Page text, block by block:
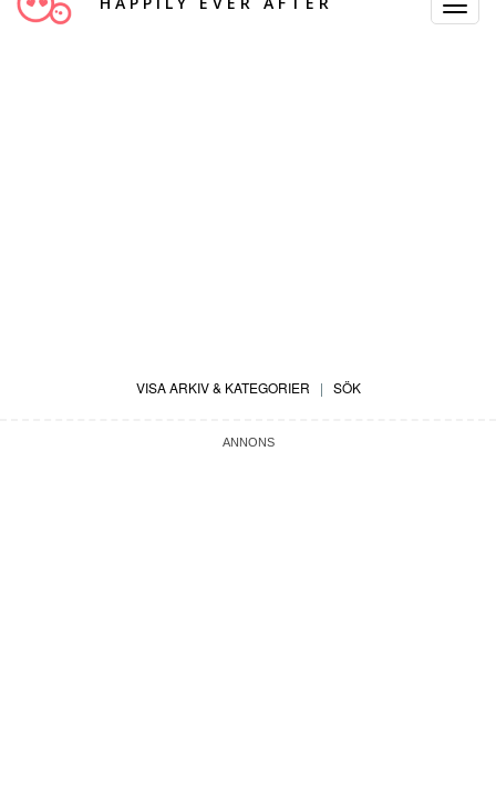
Toggle
VISA ARKIV & KATEGORIER | SÖK